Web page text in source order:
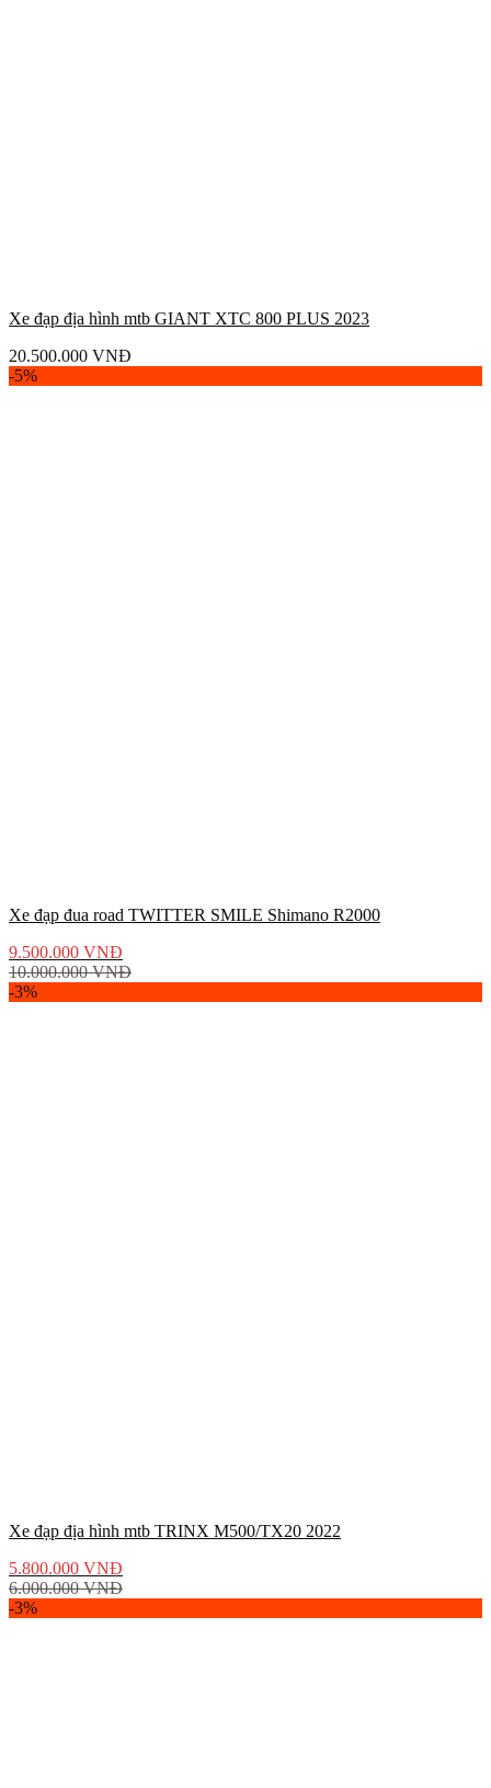
Xe đạp địa hình mtb GIANT XTC 800 PLUS 2023
20.500.000 VNĐ
-5%
Xe đạp đua road TWITTER SMILE Shimano R2000
9.500.000 VNĐ
10.000.000VNĐ
-3%
Xe đạp địa hình mtb TRINX M500/TX20 2022
5.800.000 VNĐ
6.000.000VNĐ
-3%